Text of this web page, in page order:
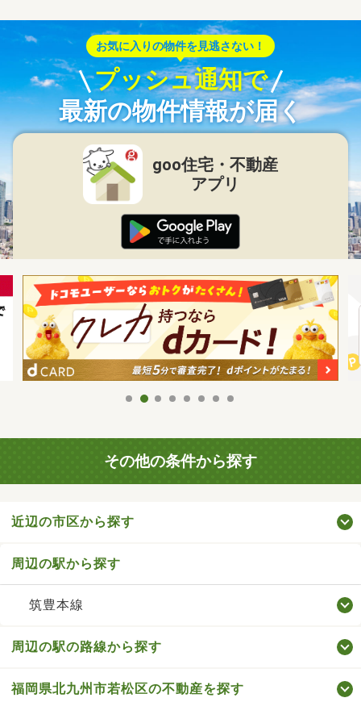
お気に入りの物件を見逃さない！
プッシュ通知で
最新の物件情報が届く
goo住宅・不動産
アプリ
その他の条件から探す
近辺の市区から探す
周辺の駅から探す
筑豊本線
周辺の駅の路線から探す
福岡県北九州市若松区の不動産を探す